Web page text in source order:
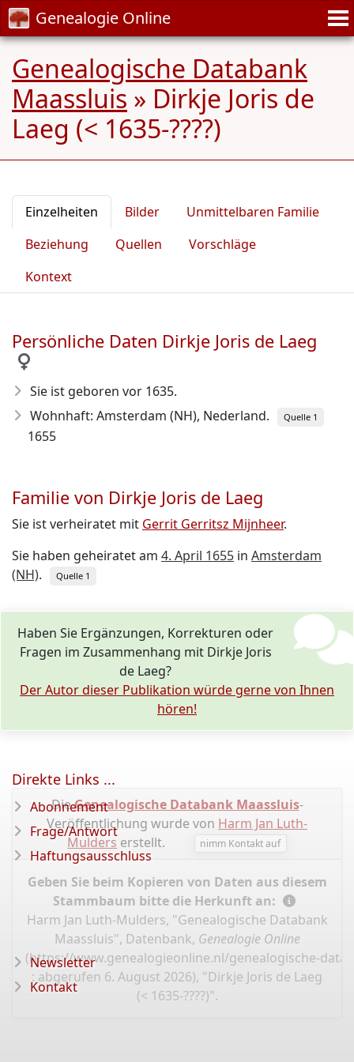
Genealogie Online
Genealogische Databank
Maassluis » Dirkje Joris de
Laeg (< 1635-????)
Einzelheiten Bilder
Unmittelbaren Familie
Beziehung
Quellen
Vorschläge
Kontext
Persönliche Daten Dirkje Joris de Laeg
Sie ist geboren vor 1635.
Wohnhaft: Amsterdam (NH), Nederland.
Quelle 1
1655
Familie von Dirkje Joris de Laeg
Sie ist verheiratet mit Gerrit Gerritsz Mijnheer.
Sie haben geheiratet am 4. April 1655 in Amsterdam
(NH). Quelle 1
Haben Sie Ergänzungen, Korrekturen oder
Fragen im Zusammenhang mit Dirkje Joris
de Laeg?
Der Autor dieser Publikation würde gerne von Ihnen
hören!
DieGenealogische Databank Maassluis-
Veröffentlichung wurde von Harm Jan Luth-
Mulders erstellt. nimm Kontakt auf
Geben Sie beim Kopieren von Daten aus diesem
Stammbaum bitte die Herkunft an:
Harm Jan Luth-Mulders, "Genealogische Databank
Maassluis", Datenbank, Genealogie Online
(https://www.genealogieonline.nl/genealogische-
: abgerufen 6. August 2026), "Dirkje Joris de Laeg
(< 1635-????)".
Direkte Links ...
Abonnement
Frage/Antwort
Haftungsausschluss
Newsletter
Kontakt